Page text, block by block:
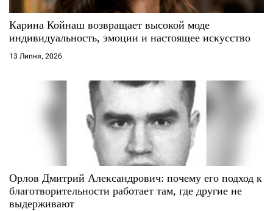
с
і
Карина Койнаш возвращает высокой моде
индивидуальность, эмоции и настоящее искусство
13 Липня, 2026
Орлов Дмитрий Александрович: почему его подход к
благотворительности работает там, где другие не
выдерживают